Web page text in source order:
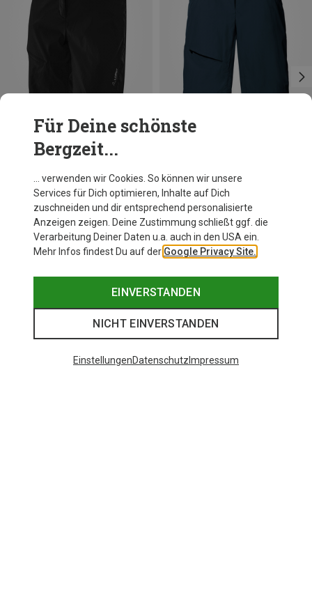
Du sparst bis 30%
Für Deine schönste
Bergzeit...
… verwenden wir Cookies. So können wir unsere
Services für Dich optimieren, Inhalte auf Dich
zuschneiden und dir entsprechend personalisierte
Anzeigen zeigen. Deine Zustimmung schließt ggf. die
Verarbeitung Deiner Daten u.a. auch in den USA ein.
Mehr Infos findest Du auf der Google Privacy Site.
EINVERSTANDEN
NICHT EINVERSTANDEN
EinstellungenDatenschutz Impressum